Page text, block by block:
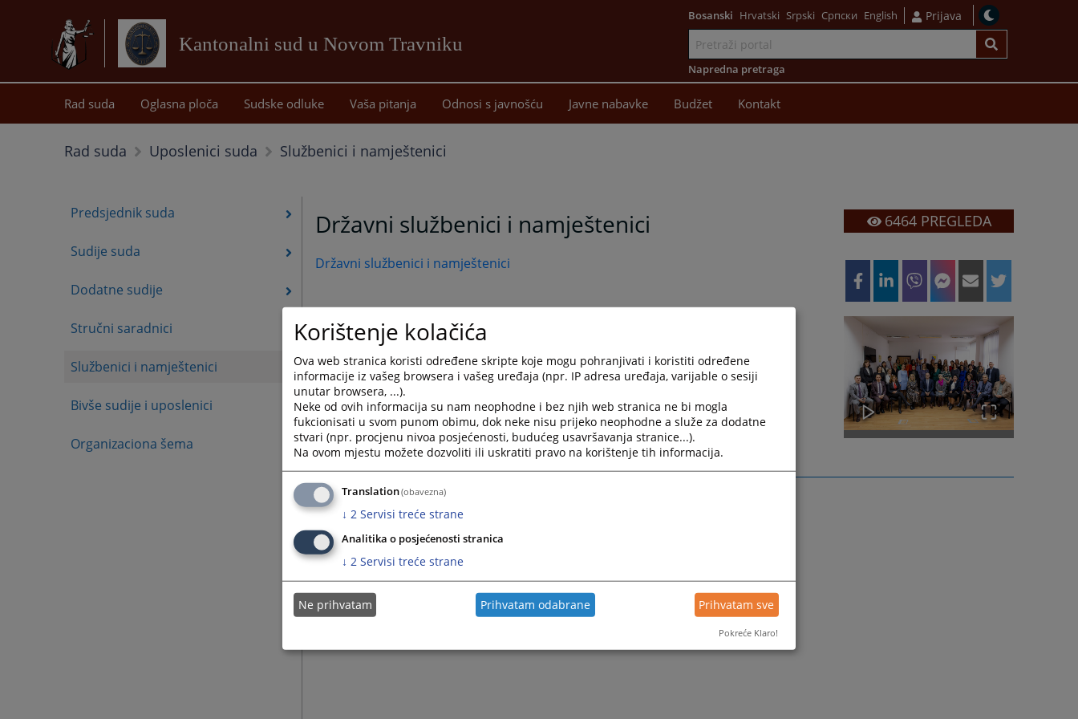
Kantonalni sud u Novom Travniku
sadržaj
Bosanski Hrvatski Srpski Српски English Prijava
Napredna pretraga
Rad suda Oglasna ploča Sudske odluke Vaša pitanja Odnosi s javnošću Javne nabavke Budžet Kontakt
Rad suda Uposlenici suda Službenici i namještenici
Predsjednik suda
Sudije suda
Dodatne sudije
Stručni saradnici
Službenici i namještenici
Bivše sudije i uposlenici
Organizaciona šema
Državni službenici i namještenici
Državni službenici i namještenici
6464PREGLEDA
Korištenje kolačića
Ova web stranica koristi određene skripte koje mogu pohranjivati i koristiti određene
informacije iz vašeg browsera i vašeg uređaja (npr. IP adresa uređaja, varijable o sesiji
unutar browsera, ...).
Neke od ovih informacija su nam neophodne i bez njih web stranica ne bi mogla
fukcionisati u svom punom obimu, dok neke nisu prijeko neophodne a služe za dodatne
stvari (npr. procjenu nivoa posjećenosti, budućeg usavršavanja stranice...).
Na ovom mjestu možete dozvoliti ili uskratiti pravo na korištenje tih informacija.
Translation(obavezna)
↓ 2 Servisi treće strane
Analitika o posjećenosti stranica
↓ 2 Servisi treće strane
Ne prihvatam Prihvatam odabrane Prihvatam sve
Pokreće Klaro!